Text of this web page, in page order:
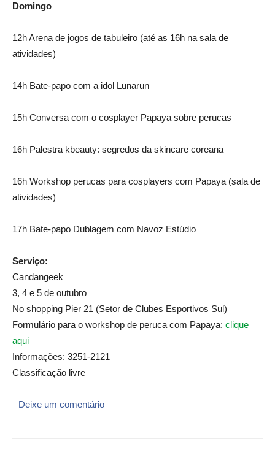
Domingo
12h Arena de jogos de tabuleiro (até as 16h na sala de
atividades)
14h Bate-papo com a idol Lunarun
15h Conversa com o cosplayer Papaya sobre perucas
16h Palestra kbeauty: segredos da skincare coreana
16h Workshop perucas para cosplayers com Papaya (sala de
atividades)
17h Bate-papo Dublagem com Navoz Estúdio
Serviço:
Candangeek
3, 4 e 5 de outubro
No shopping Pier 21 (Setor de Clubes Esportivos Sul)
Formulário para o workshop de peruca com Papaya: clique
aqui
Informações: 3251-2121
Classificação livre
Deixe um comentário